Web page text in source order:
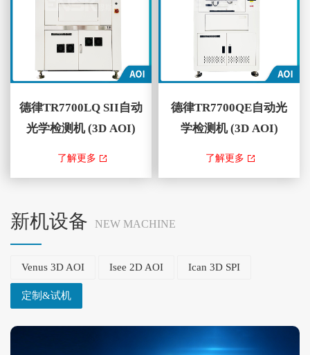
快速CAD资料的编程... CAD资料的编程及高度可...
德律TR7700LQ SII自动
光学检测机 (3D AOI)
TR7700LQ SII 3D AOI ，藉由
对智能工厂应用进行精确的测量
和数据交换。此外，透过
优良的平台稳定性，可...
了解更多
德律TR7700QE自动光
学检测机 (3D AOI)
TR7700QE 3DAOI ，藉由结合以
测功能。最新的检测软体采用快
化模板。 本公司销...
了解更多
新机设备 NEW MACHINE
Venus 3D AOI Isee 2D AOI Ican 3D SPI
定制&试机